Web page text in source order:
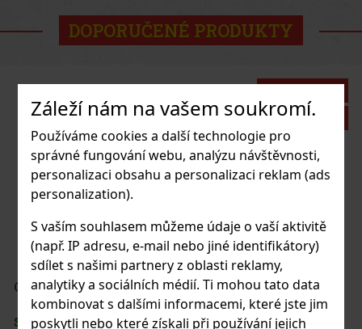
Záleží nám na vašem soukromí.
Používáme cookies a další technologie pro
správné fungování webu, analýzu návštěvnosti,
personalizaci obsahu a personalizaci reklam (ads
personalization).
S vaším souhlasem můžeme údaje o vaší aktivitě
(např. IP adresu, e-mail nebo jiné identifikátory)
sdílet s našimi partnery z oblasti reklamy,
analytiky a sociálních médií. Ti mohou tato data
kombinovat s dalšími informacemi, které jste jim
poskytli nebo které získali při používání jejich
Gummy White Peach 65g
DPH 37 Kč
Do košíku
DOPORUČENÉ PRODUKTY
Akce
Peppermint dražé dóza 64 g
(> 5 ks)